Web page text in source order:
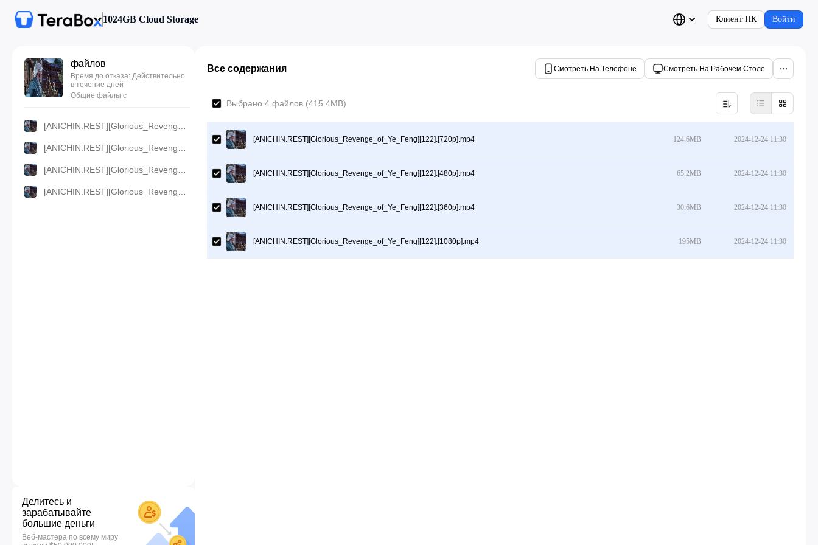
1024GB Cloud Storage Клиент ПК Войти
файлов
Время до отказа: Действительно
в течение дней
Общие файлы с
Делитесь и
зарабатывайте
большие деньги
Веб-мастера по всему миру
Все содержания Смотреть На Телефоне Смотреть На Рабочем Столе
Выбрано 4 файлов (415.4MB)
[ANICHIN.REST][Glorious_Revenge_of_Ye_Feng][122].[720p].mp4 124.6MB 2024-12-24 11:30
[ANICHIN.REST][Glorious_Revenge_of_Ye_Feng][122].[480p].mp4 65.2MB 2024-12-24 11:30
[ANICHIN.REST][Glorious_Revenge_of_Ye_Feng][122].[360p].mp4 30.6MB 2024-12-24 11:30
[ANICHIN.REST][Glorious_Revenge_of_Ye_Feng][122].[1080p].mp4 195MB 2024-12-24 11:30